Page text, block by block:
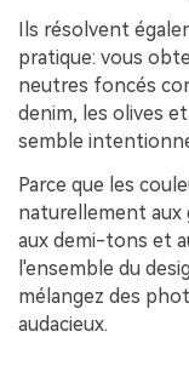
Ils résolvent
pratique: vous
neutres foncés
denim, les olives
semble
Parce que les
naturellement aux
aux demi-tons et
l'ensemble du
mélangez des
audacieux.